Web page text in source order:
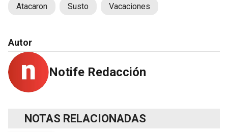
Atacaron Susto Vacaciones
Autor
Notife Redacción
NOTAS RELACIONADAS